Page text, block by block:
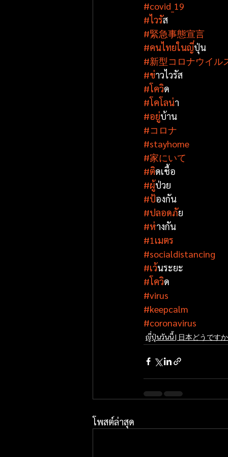
#covid_19
#ไวรัส
#緊急事態宣言
#คนไทยในญี่ปุ่น
#新型コロナウイル
#ข่าวไวรัส
#โควิด
#โคโลน่า
#อยู่บ้าน
#コロナ
#stayhome
#家にいて
#ติดเชื้อ
#ผู้ป่วย
#ป้องกัน
#ปลอดภัย
#ห่างกัน
#1เมตร
#socialdistancing
#เว้นระยะ
#โควิด
#virus
#keepcalm
#coronavirus
ญี่ปุ่นวันนี้ | 日本どうです
โพสต์ล่าสุด